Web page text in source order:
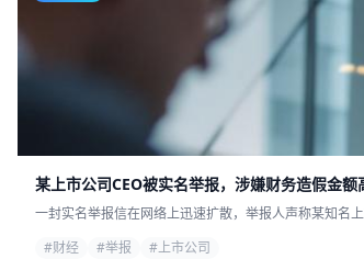
某上市公司CEO被实名举报，涉嫌财务造假金额
一封实名举报信在网络上迅速扩散，举报人声称某知名
#财经
#举报
#上市公司